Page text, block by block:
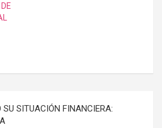
SITUACIÓN FINANCIERA: